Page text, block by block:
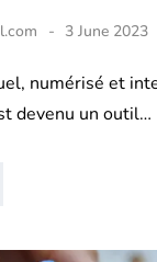
3 June 2023
numérisé et
devenu un outil…